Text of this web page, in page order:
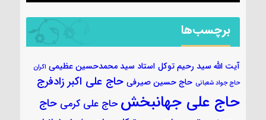
برچسب‌ها
آیت الله سید رحیم توکل استاد سید محمدحسین عظیمی اکران
حاج جواد شعبانی حاج حسین صیرفی حاج علی اکبر زادفرج
حاج علی جهانبخش حاج علی کرمی حاج